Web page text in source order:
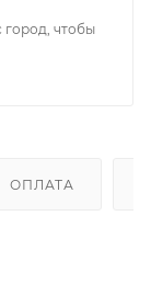
город, чтобы
ОПЛАТА